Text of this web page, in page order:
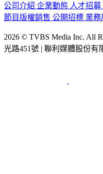
公司介紹 企業動態 人才招募
節目版權銷售 公開招標 業務
2026 © TVBS Media Inc. All
光路451號 | 聯利媒體股份有